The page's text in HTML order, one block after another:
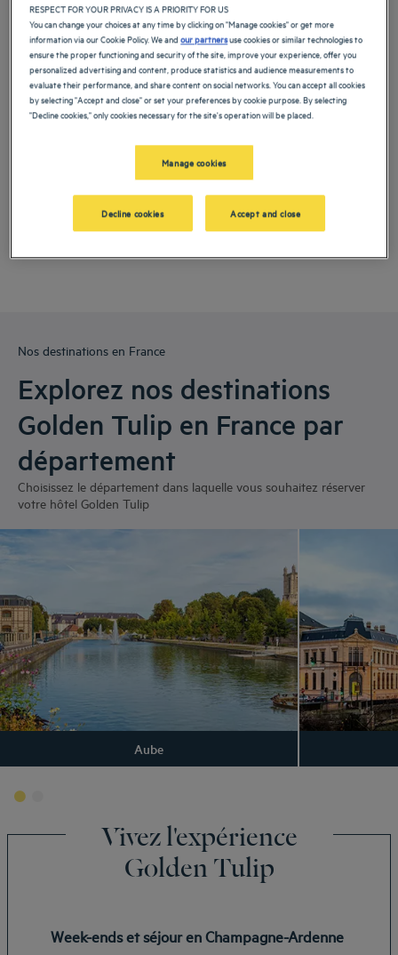
Nos hôtels Golden Tulip vous accueillent dans la région Champagne-Ardenne.
Vacances en famille ou voyage d’affaires : bénéficiez d’un confort absolu et de
nombreux services en réservant l’une de nos chambres.
Nos villes dans la région
Champagne-Ardenne
Barberey-Saint-Sulpice Hôtels Reims
Nos destinations en France
Explorez nos destinations
Golden Tulip en France par
département
Choisissez le département dans laquelle vous souhaitez réserver
votre hôtel Golden Tulip
Aube
Vivez l'expérience
Golden Tulip
Week-ends et séjour en Champagne-Ardenne
RESPECT FOR YOUR PRIVACY IS A PRIORITY FOR US
You can change your choices at any time by clicking on "Manage cookies" or get more
information via our Cookie Policy. We andour partnersuse cookies or similar technologies to
ensure the proper functioning and security of the site, improve your experience, offer you
personalized advertising and content, produce statistics and audience measurements to
evaluate their performance, and share content on social networks. You can accept all cookies
by selecting "Accept and close" or set your preferences by cookie purpose. By selecting
"Decline cookies," only cookies necessary for the site's operation will be placed.
Manage cookies
Decline cookies Accept and close